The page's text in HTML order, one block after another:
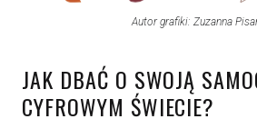
Autor grafiki: Zuzanna
JAK DBAĆ O SWOJĄ
CYFROWYM ŚWIECIE?